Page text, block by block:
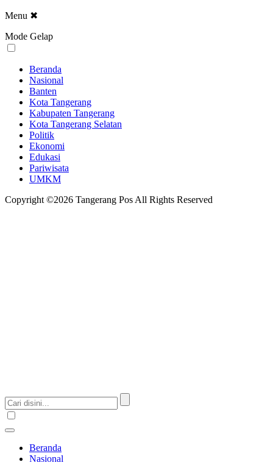
Menu ✖
Mode Gelap
Beranda
Nasional
Banten
Kota Tangerang
Kabupaten Tangerang
Kota Tangerang Selatan
Politik
Ekonomi
Edukasi
Pariwisata
UMKM
Copyright ©2026 Tangerang Pos All Rights Reserved
Beranda
Nasional